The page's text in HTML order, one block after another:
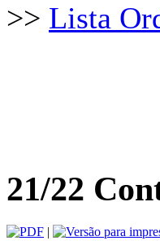
>> Lista
21/22
|